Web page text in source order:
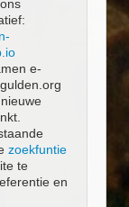
e-
zoekfuntie
te
en